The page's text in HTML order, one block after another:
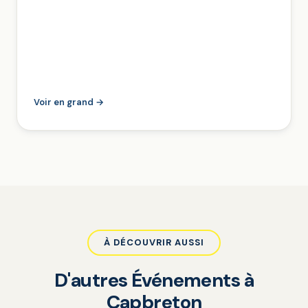
Voir en grand →
À DÉCOUVRIR AUSSI
D'autres Événements à
Capbreton